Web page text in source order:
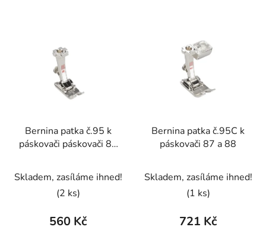
Bernina patka č.95 k
páskovači páskovači 87
Skladem, zasíláme ihned!
(2 ks)
560 Kč
Bernina patka č.95C k
páskovači 87 a 88
Skladem, zasíláme ihned!
(1 ks)
721 Kč